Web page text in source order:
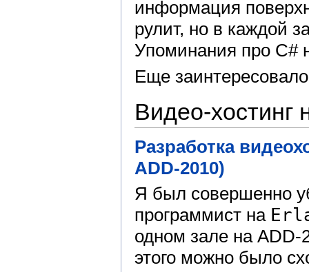
информация
рулит, но в каждой
Упоминания про C#
Еще
Видео-хостинг
Разработка
ADD-2010)
Я был совершенно
программист на
одном зале на
этого можно было